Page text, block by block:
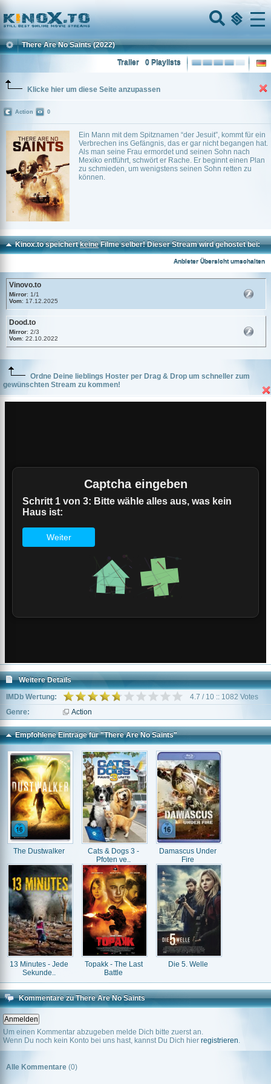
Home
Menu
There Are No Saints (2022)
0 Playlists
Trailer
Klicke hier um diese Seite anzupassen
Ein Mann mit dem Spitznamen “der Jesuit”, kommt für ein
Verbrechen ins Gefängnis, das er gar nicht begangen hat.
Als man seine Frau ermordet und seinen Sohn nach
Mexiko entführt, schwört er Rache. Er beginnt einen Plan
zu schmieden, um wenigstens seinen Sohn retten zu
können.
Action 0
Kinox.to speichertkeineFilme selber! Dieser Stream wird gehostet bei:
Anbieter Übersicht umschalten
Vinovo.to
Mirror: 1/1
Vom: 17.12.2025
Dood.to
Mirror: 2/3
Vom: 22.10.2022
Ordne Deine lieblings Hoster per Drag & Drop um schneller zum
gewünschten Stream zu kommen!
Weitere Details
IMDb Wertung:
4.7 / 10 :: 1082 Votes
Genre:
Action
Empfohlene Einträge für "There Are No Saints"
The Dustwalker
Cats & Dogs 3 -
Pfoten ve..
Damascus Under
Fire
13 Minutes - Jede
Sekunde..
Topakk - The Last
Battle
Die 5. Welle
Kommentare zu There Are No Saints
Um einen Kommentar abzugeben melde Dich bitte zuerst an.
Wenn Du noch kein Konto bei uns hast, kannst Du Dich hier registrieren.
Alle Kommentare (0)